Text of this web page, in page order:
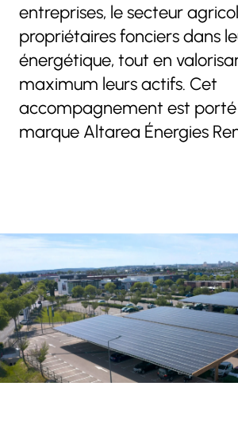
PORTFOLIO
entreprises, le secteur
propriétaires fonciers dans
énergétique, tout en
maximum leurs actifs. Cet
accompagnement est
marque Altarea Énergies